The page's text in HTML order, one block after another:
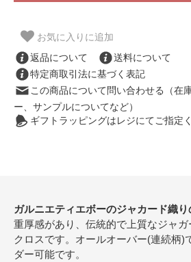
お気に入りに追加
返品について
送料について
特定商取引法に基づく表記
この商品について問い合わせる（在
ー、サンプルについてなど）
ギフトラッピングはレジにてご指定
ガルニエティエボーのジャカード織
重厚感があり、伝統的で上質なジャ
クロスです。オールオーバー(連続柄)
ダー可能です。